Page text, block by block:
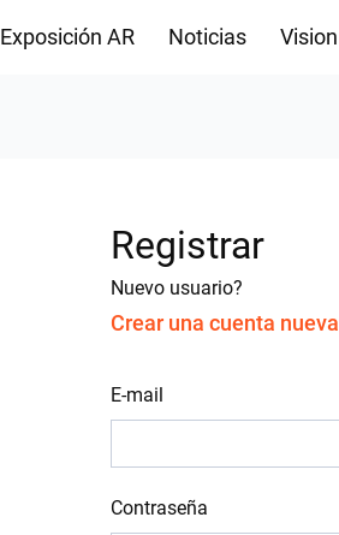
Exposición AR Noticias Vision
Registrar
Nuevo usuario?
Crear una cuenta nueva
E-mail
Contraseña